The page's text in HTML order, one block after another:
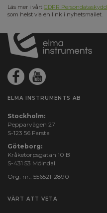
Läs mer i vårt GDPR Persondataskydd
som helst via en link i nyhetsmailet.
ELMA INSTRUMENTS AB
Stockholm:
Pepparvägen 27
S-123 56 Farsta
Göteborg:
Kråketorpsgatan 10 B
S-431 53 Mölndal
Org. nr.: 556521-2890
VÄRT ATT VETA